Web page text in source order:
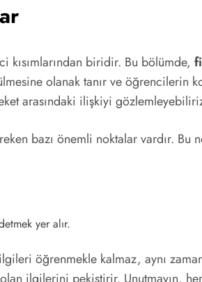
kısımlarından biridir. Bu bölümde,
olanak tanır ve öğrencilerin
arasındaki ilişkiyi
bazı önemli noktalar vardır. Bu
yer alır.
öğrenmekle kalmaz, aynı